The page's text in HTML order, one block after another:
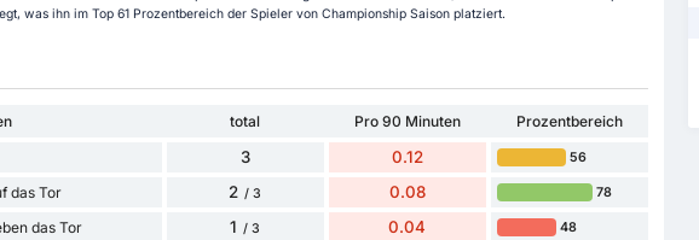
was ihn im Top 61 Prozentbereich der Spieler von Championship Saison platziert.
total Pro 90 Minuten
Prozentbereich
3 0.12 56
das Tor 2 / 3 0.08 78
das Tor 1 / 3 0.04 48